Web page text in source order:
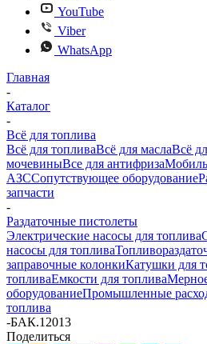
YouTube
Viber
WhatsApp
Главная
-
Каталог
-
Всё для топлива
Всё для топливаВсё для маслаВсё
мочевиныВсе для антифриза
АЗССопутствующее оборудование
запчасти
-
Раздаточные пистолеты
Электрические насосы для топлива
насосы для топлива
заправочные колонкиКатушки для
топливаЕмкости для топлива
оборудованиеПромышленные
топлива
-БАК.12013
Поделиться